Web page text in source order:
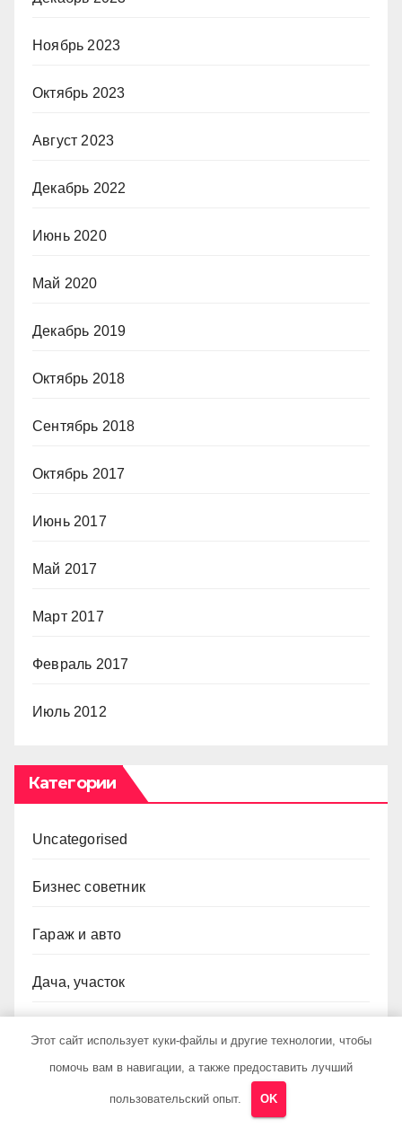
Ноябрь 2023
Октябрь 2023
Август 2023
Декабрь 2022
Июнь 2020
Май 2020
Декабрь 2019
Октябрь 2018
Сентябрь 2018
Октябрь 2017
Июнь 2017
Май 2017
Март 2017
Февраль 2017
Июль 2012
Категории
Uncategorised
Бизнес советник
Гараж и авто
Дача, участок
Этот сайт использует куки-файлы и другие технологии, чтобы
помочь вам в навигации, а также предоставить лучший
пользовательский опыт. OK